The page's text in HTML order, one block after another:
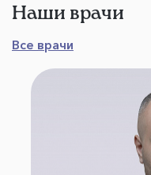
Наши врачи
Все врачи